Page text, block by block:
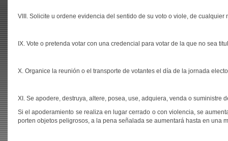
VIII. Solicite u ordene evidencia del sentido de su voto o viole, de
IX. Vote o pretenda votar con una credencial para votar de la que no sea
X. Organice la reunión o el transporte de votantes el día de la jornada
XI. Se apodere, destruya, altere, posea, use, adquiera, venda o
Si el apoderamiento se realiza en lugar cerrado o con violencia, se
porten objetos peligrosos, a la pena señalada se aumentará hasta en una